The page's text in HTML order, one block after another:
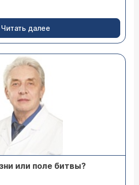
Читать далее
или поле битвы?